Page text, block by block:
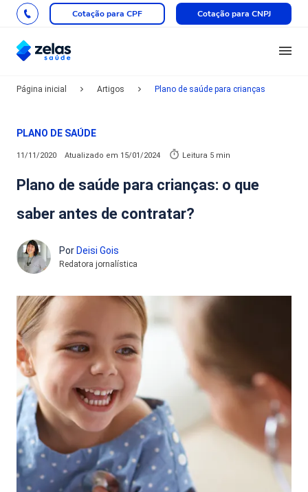
Cotação para CPF Cotação para CNPJ
Página inicial Artigos Plano de saúde para crianças
PLANO DE SAÚDE
11/11/2020 Atualizado em 15/01/2024 Leitura 5 min
Plano de saúde para crianças: o que
saber antes de contratar?
PorDeisi Gois
Redatora jornalística